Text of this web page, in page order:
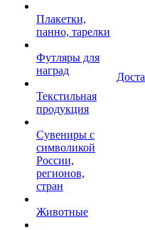
Плакетки,
панно, тарелки
Футляры для
наград
Текстильная
продукция
Сувениры с
символикой
России,
регионов,
стран
Животные